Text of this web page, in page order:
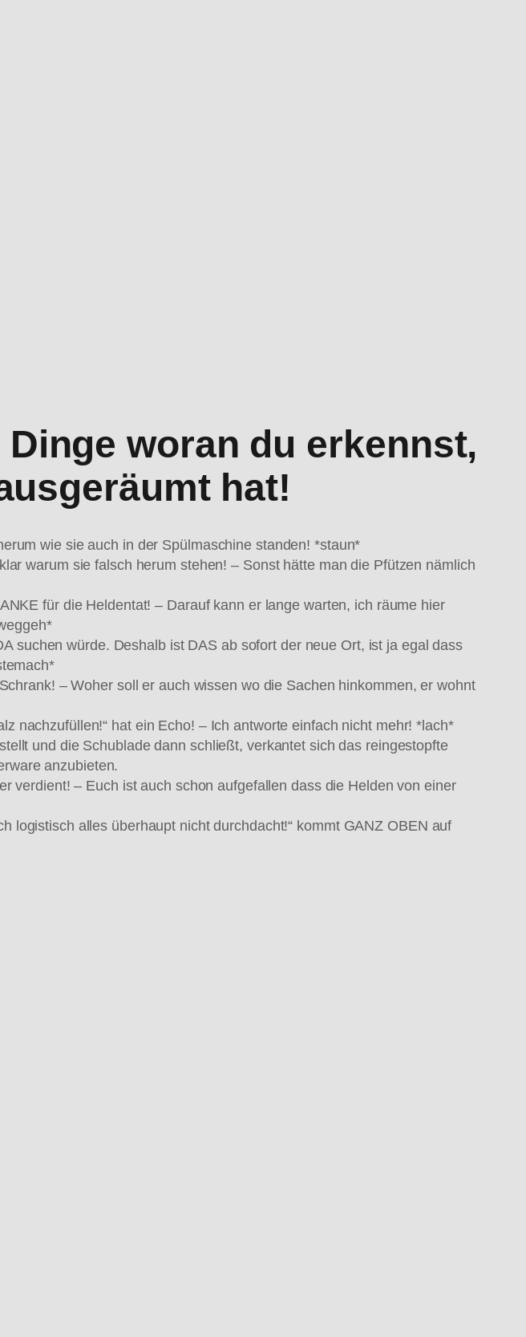
Dinge woran du erkennst,
hat!
wie sie auch in der Spülmaschine standen! *staun*
warum sie falsch herum stehen! – Sonst hätte man die Pfützen nämlich
für die Heldentat! – Darauf kann er lange warten, ich räume hier
suchen würde. Deshalb ist DAS ab sofort der neue Ort, ist ja egal dass
– Woher soll er auch wissen wo die Sachen hinkommen, er wohnt
nachzufüllen!“ hat ein Echo! – Ich antworte einfach nicht mehr! *lach*
und die Schublade dann schließt, verkantet sich das reingestopfte
anzubieten.
verdient! – Euch ist auch schon aufgefallen dass die Helden von einer
logistisch alles überhaupt nicht durchdacht!“ kommt GANZ OBEN auf